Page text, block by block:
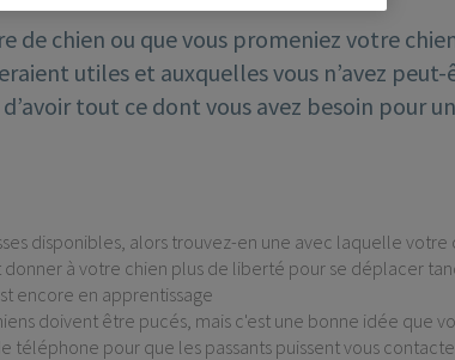
de chien ou que vous promeniez votre
utiles et auxquelles vous n’avez
tout ce dont vous avez besoin pour
disponibles, alors trouvez-en une avec laquelle votre
à votre chien plus de liberté pour se déplacer
encore en apprentissage
doivent être pucés, mais c'est une bonne idée que
téléphone pour que les passants puissent vous